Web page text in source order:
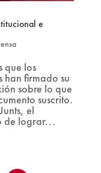
e
que los
han firmado su
sobre lo que
suscrito.
el
de lograr...